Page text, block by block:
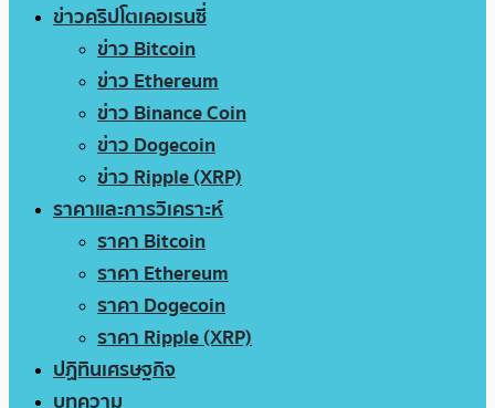
ข่าวคริปโตเคอเรนซี่
ข่าว Bitcoin
ข่าว Ethereum
ข่าว Binance Coin
ข่าว Dogecoin
ข่าว Ripple (XRP)
ราคาและการวิเคราะห์
ราคา Bitcoin
ราคา Ethereum
ราคา Dogecoin
ราคา Ripple (XRP)
ปฏิทินเศรษฐกิจ